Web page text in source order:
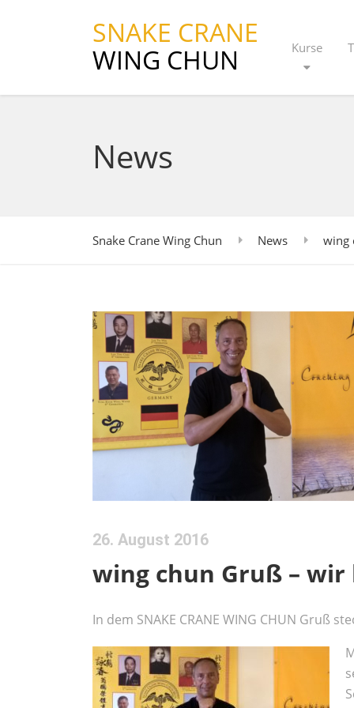
SNAKE CRANE
WING CHUN
Kurse
News
Snake Crane Wing Chun News wing
26. August 2016
wing chun Gruß –
In dem SNAKE CRANE WING CHUN Gruß